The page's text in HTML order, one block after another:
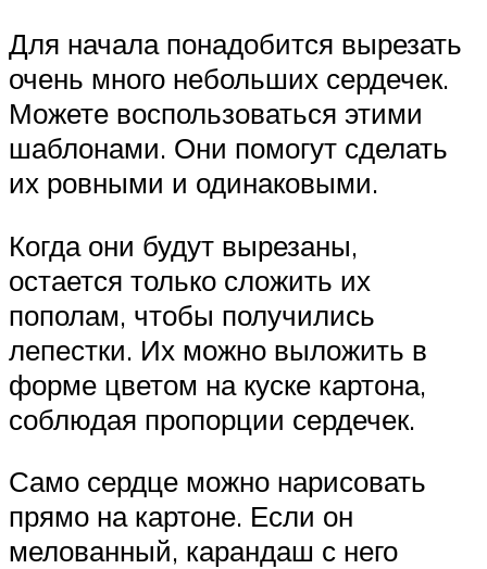
Для начала понадобится вырезать
очень много небольших сердечек.
Можете воспользоваться этими
шаблонами. Они помогут сделать
их ровными и одинаковыми.
Когда они будут вырезаны,
остается только сложить их
пополам, чтобы получились
лепестки. Их можно выложить в
форме цветом на куске картона,
соблюдая пропорции сердечек.
Само сердце можно нарисовать
прямо на картоне. Если он
мелованный, карандаш с него